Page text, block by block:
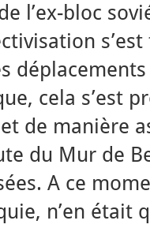
l’ex-bloc
cela s’est
de manière
du Mur de
A ce
n’en était